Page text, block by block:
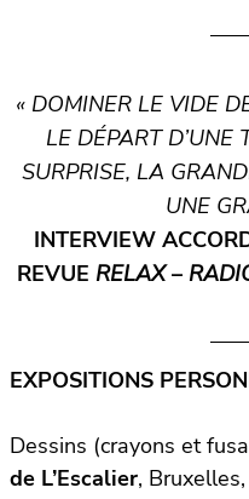
« DOMINER LE VIDE
LE DÉPART D’UNE
SURPRISE, LA
UNE
INTERVIEW
REVUE RELAX–
EXPOSITIONS
Dessins (crayons et
de L’Escalier,